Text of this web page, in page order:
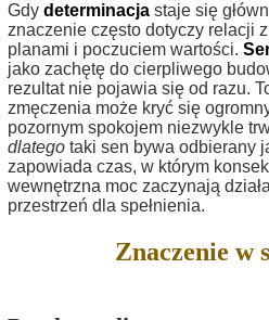
Gdy determinacja staje się
znaczenie często dotyczy relacji
planami i poczuciem wartości.
jako zachętę do cierpliwego
rezultat nie pojawia się od razu.
zmęczenia może kryć się
pozornym spokojem niezwykle
dlatego taki sen bywa odbierany
zapowiada czas, w którym
wewnętrzna moc zaczynają
przestrzeń dla spełnienia.
Znaczenie w